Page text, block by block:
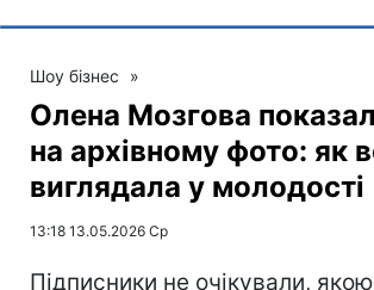
Шоу бізнес »
Олена Мозгова
на архівному фото: як
виглядала у молодості
13:18 13.05.2026 Ср
Підписники не очікували,